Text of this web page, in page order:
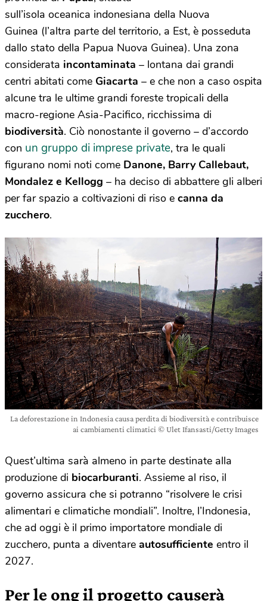
sull’isola oceanica indonesiana della Nuova
Guinea (l’altra parte del territorio, a Est, è posseduta
dallo stato della Papua Nuova Guinea). Una zona
considerata incontaminata – lontana dai grandi
centri abitati come Giacarta – e che non a caso ospita
alcune tra le ultime grandi foreste tropicali della
macro-regione Asia-Pacifico, ricchissima di
biodiversità. Ciò nonostante il governo – d’accordo
con un gruppo di imprese private, tra le quali
figurano nomi noti come Danone, Barry Callebaut,
Mondalez e Kellogg – ha deciso di abbattere gli alberi
per far spazio a coltivazioni di riso e canna da
zucchero.
La deforestazione in Indonesia causa perdita di biodiversità e contribuisce
ai cambiamenti climatici © Ulet Ifansasti/Getty Images
Quest’ultima sarà almeno in parte destinate alla
produzione di biocarburanti. Assieme al riso, il
governo assicura che si potranno “risolvere le crisi
alimentari e climatiche mondiali”. Inoltre, l’Indonesia,
che ad oggi è il primo importatore mondiale di
zucchero, punta a diventare autosufficiente entro il
2027.
Per le ong il progetto causerà